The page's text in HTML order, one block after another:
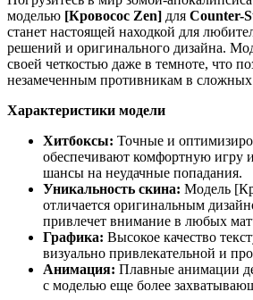
моделью [Кровосос Zen] для Counter-
станет настоящей находкой для
решений и оригинального дизайна.
своей четкостью даже в темноте, что
незамеченным противникам в сложных
Характеристики модели
Хитбоксы: Точные и
обеспечивают комфортную игру
шансы на неудачные попадания.
Уникальность скина: Модель
отличается оригинальным
привлечет внимание в любых
Графика: Высокое качество
визуально привлекательной и
Анимация: Плавные анимации
с моделью еще более